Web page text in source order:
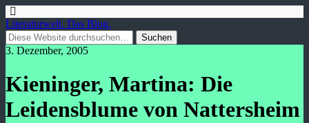
Literaturwelt. Das Blog.
3. Dezember, 2005
Kieninger, Martina: Die
Leidensblume von Nattersheim